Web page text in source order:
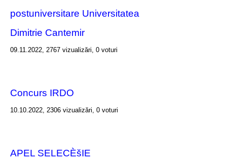
postuniversitare Universitatea
Dimitrie Cantemir
09.11.2022, 2767 vizualizări, 0 voturi
Concurs IRDO
10.10.2022, 2306 vizualizări, 0 voturi
APEL SELECÈšIE